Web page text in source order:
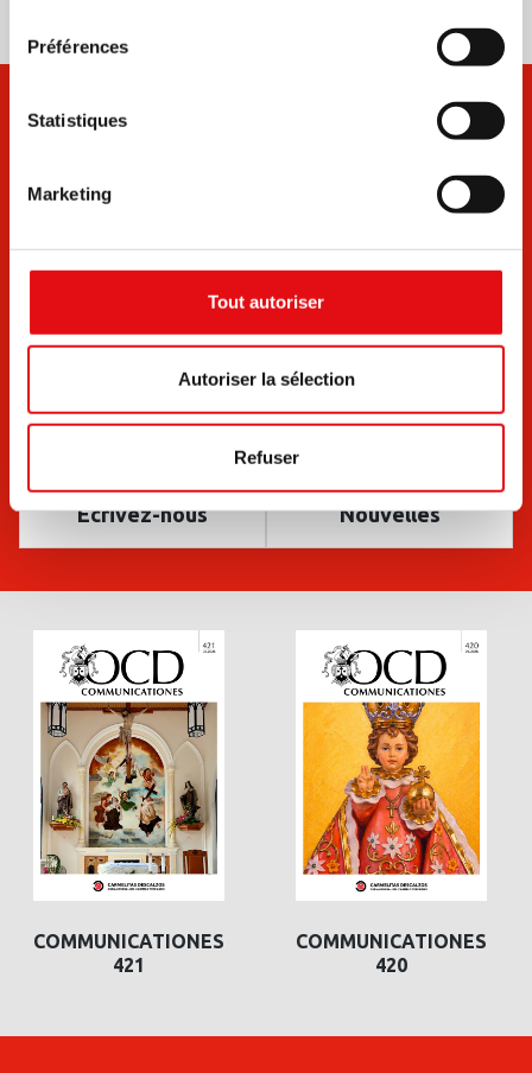
Préférences
Statistiques
Marketing
Tout autoriser
Autoriser la sélection
Refuser
Ecrivez-nous Nouvelles
COMMUNICATIONES
421
COMMUNICATIONES
420